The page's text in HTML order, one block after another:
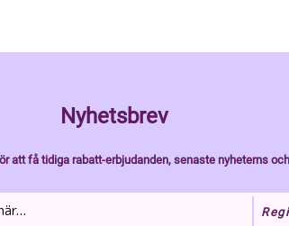
Nyhetsbrev
att få tidiga rabatt-erbjudanden, senaste nyheterns